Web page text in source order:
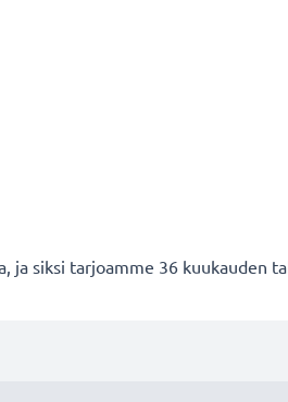
ja siksi tarjoamme 36 kuukauden